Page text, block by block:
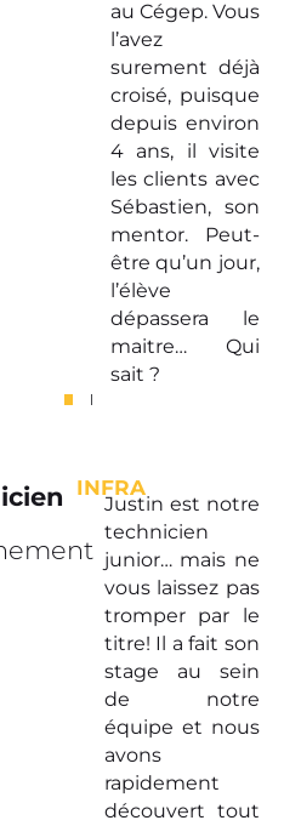
au Cégep. Vous
l’avez
surement déjà
croisé, puisque
depuis environ
4 ans, il visite
les clients avec
Sébastien, son
mentor. Peut-
être qu’un jour,
l’élève
dépassera le
maitre… Qui
sait ?
INFRA
Justin est notre
technicien
junior… mais ne
vous laissez pas
tromper par le
titre! Il a fait son
stage au sein
de notre
équipe et nous
avons
rapidement
découvert tout